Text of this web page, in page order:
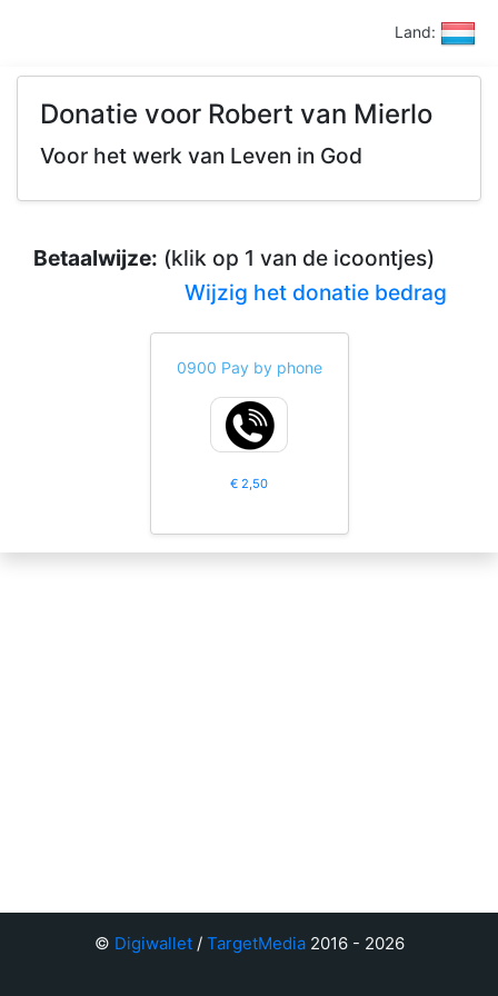
Land:
Donatie voor Robert van Mierlo
Voor het werk van Leven in God
Betaalwijze: (klik op 1 van de icoontjes)
Wijzig het donatie bedrag
0900 Pay by phone
€ 2,50
© Digiwallet/ TargetMedia2016 - 2026